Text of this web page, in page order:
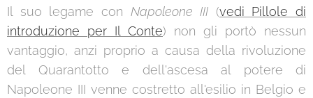
Il suo legame con Napoleone III (vedi Pillole di
introduzione per Il Conte) non gli portò nessun
vantaggio, anzi proprio a causa della rivoluzione
del Quarantotto e dell'ascesa al potere di
Napoleone III venne costretto all'esilio in Belgio e